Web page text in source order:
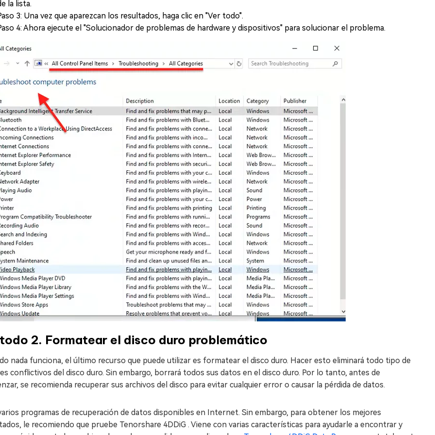
la lista.
3: Una vez que aparezcan los resultados, haga clic en "Ver todo".
4: Ahora ejecute el "Solucionador de problemas de hardware y dispositivos" para solucionar el problema.
2. Formatear el disco duro problemático
nada funciona, el último recurso que puede utilizar es formatear el disco duro. Hacer esto eliminará todo tipo de
conflictivos del disco duro. Sin embargo, borrará todos sus datos en el disco duro. Por lo tanto, antes de
se recomienda recuperar sus archivos del disco para evitar cualquier error o causar la pérdida de datos.
programas de recuperación de datos disponibles en Internet. Sin embargo, para obtener los mejores
le recomiendo que pruebe Tenorshare 4DDiG . Viene con varias características para ayudarle a encontrar y